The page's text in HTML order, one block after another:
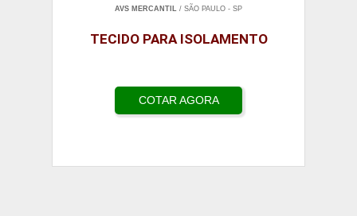
AVS MERCANTIL / SÃO PAULO - SP
TECIDO PARA ISOLAMENTO
COTAR AGORA